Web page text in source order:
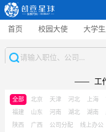
首页 校园大使 大学
工
全部 北京 天津 河北 上海
福建
山东 河南 湖北 湖南
陕西
广西 公司分配 线上办公